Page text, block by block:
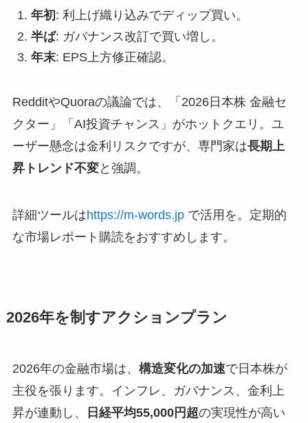
年初 : 利上げ織り込みでディップ買い。
半ば: ガバナンス改訂で買い増し。
年末: EPS上方修正確認。
RedditやQuoraの議論では、「2026日本株 金融セ
クター」「AI投資チャンス」がホットクエリ。ユ
ーザー懸念は金利リスクですが、専門家は長期上
昇トレンド不変と強調。
詳細ツールはhttps://m-words.jpで活用を。定期的
な市場レポート購読をおすすめします。
2026年を制すアクションプラン
2026年の金融市場は、 構造変化の加速で日本株が
主役を張ります。インフレ、ガバナンス、金利上
昇が連動し、
日経平均55,000円超の実現性が高い